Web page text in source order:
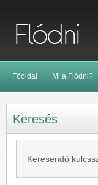
Főoldal Mi a Flódni?
Keresés
Keresendő